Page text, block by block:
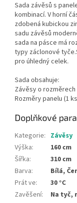
Sada závěsů s
kombinací. V horní
zdobená kubickou
sadu závěsů
sada na pásce má
typy záclonové
pro úhledný celek.
Sada obsahuje:
Závěsy o rozměrech
Rozměry panelu (1
Doplňkové
Kategorie: Závěsy
Výška:
160 cm
Šířka:
310 cm
Barva:
Bílá,
Prát ve:
30 °C
Zavěšení: Na tyč,